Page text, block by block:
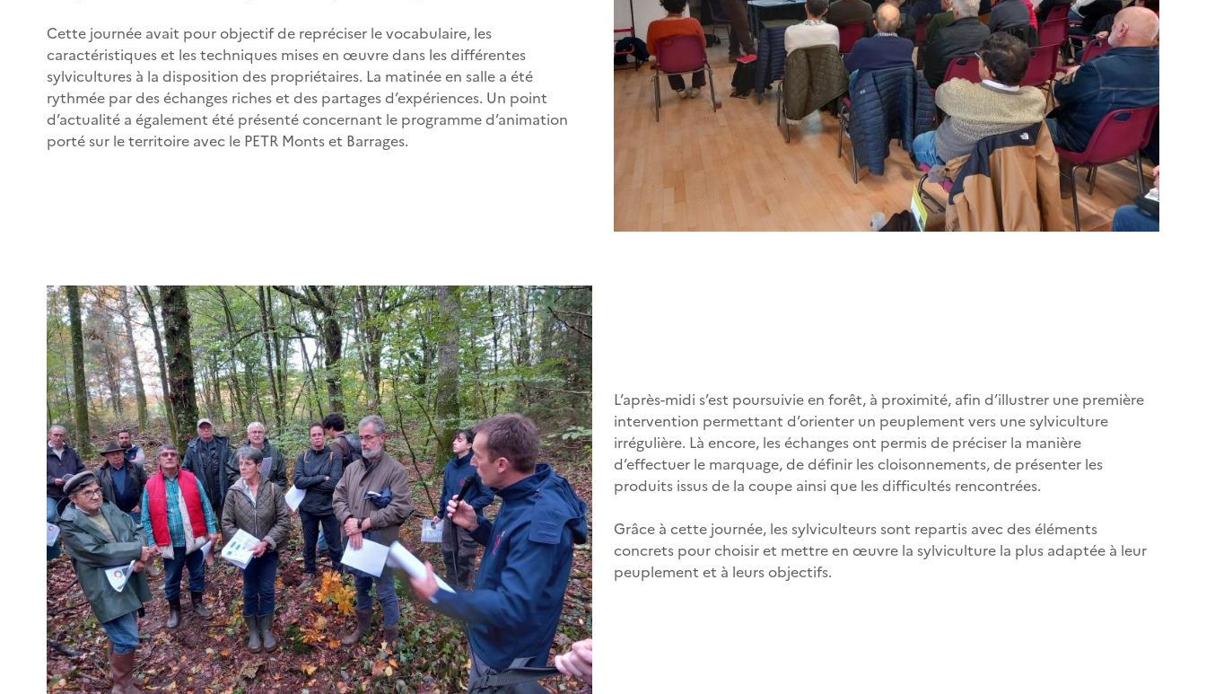
Cette journée avait pour objectif de repréciser le vocabulaire, les
caractéristiques et les techniques mises en œuvre dans les différentes
sylvicultures à la disposition des propriétaires. La matinée en salle a été
rythmée par des échanges riches et des partages d’expériences. Un point
d’actualité a également été présenté concernant le programme d’animation
porté sur le territoire avec le PETR Monts et Barrages.
L’après-midi s’est poursuivie en forêt, à proximité, afin d’illustrer une première
intervention permettant d’orienter un peuplement vers une sylviculture
irrégulière. Là encore, les échanges ont permis de préciser la manière
d’effectuer le marquage, de définir les cloisonnements, de présenter les
produits issus de la coupe ainsi que les difficultés rencontrées.
Grâce à cette journée, les sylviculteurs sont repartis avec des éléments
concrets pour choisir et mettre en œuvre la sylviculture la plus adaptée à leur
peuplement et à leurs objectifs.